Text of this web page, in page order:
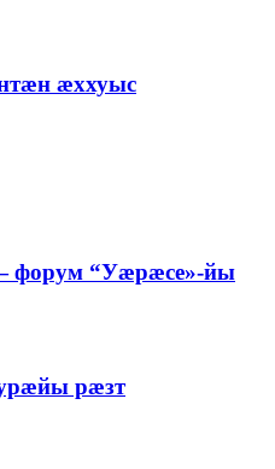
æххуыс
форум “Уæрæсе»-йы
рæзт